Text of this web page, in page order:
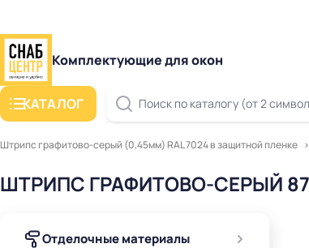
Комплектующие для окон
КАТАЛОГ Поиск по каталогу (от 2
Штрипс графитово-серый (0,45мм) RAL 7024 в защитной пленке
ШТРИПС ГРАФИТОВО-СЕРЫЙ
Отделочные материалы